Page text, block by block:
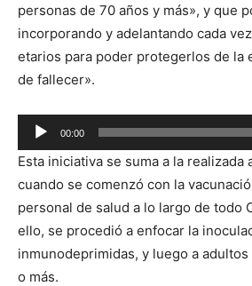
personas de 70 años y más», y que
incorporando y adelantando cada
etarios para poder protegerlos de la
de fallecer».
Reproductor
de
audio
00:00
Esta iniciativa se suma a la realizada
cuando se comenzó con la
personal de salud a lo largo de todo
ello, se procedió a enfocar la
inmunodeprimidas, y luego a
o más.